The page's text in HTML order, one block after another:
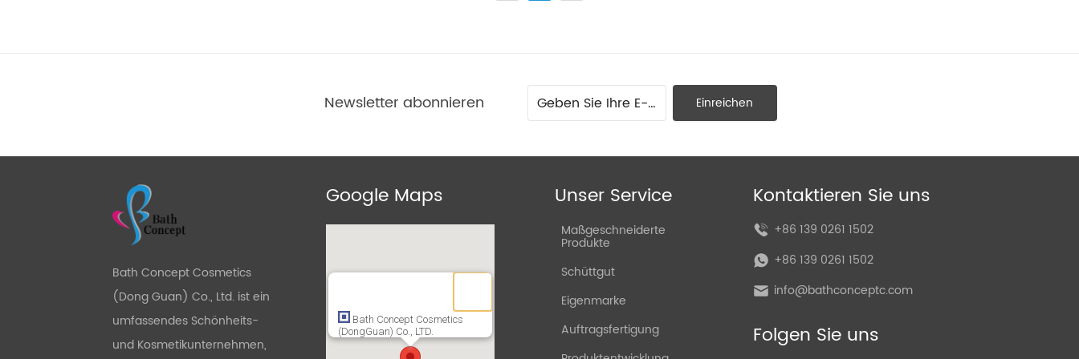
Newsletter abonnieren Einreichen
Bath Concept Cosmetics
(Dong Guan) Co., Ltd. ist ein
umfassendes Schönheits-
und Kosmetikunternehmen,
Google Maps
Bath Concept Cosmetics
(DongGuan) Co., LTD.
Unser Service
Maßgeschneiderte
Produkte
Schüttgut
Eigenmarke
Auftragsfertigung
Kontaktieren Sie uns
+86 139 0261 1502
+86 139 0261 1502
info@bathconceptc.com
Folgen Sie uns